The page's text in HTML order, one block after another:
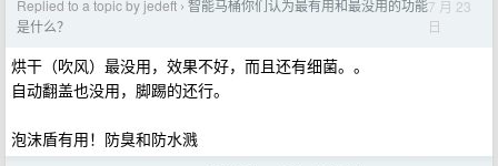
Replied to a topic by jedeft › 智能马桶你们认为最有用和最没用的功能
是什么？
7 月 23
日
烘干（吹风）最没用，效果不好，而且还有细菌。。
自动翻盖也没用，脚踢的还行。
泡沫盾有用！防臭和防水溅